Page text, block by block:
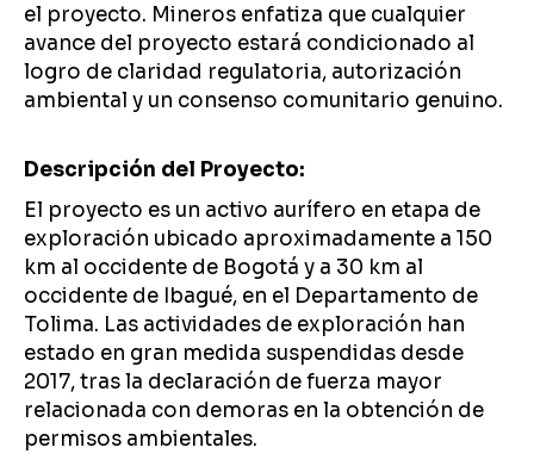
el proyecto. Mineros enfatiza que cualquier
avance del proyecto estará condicionado al
logro de claridad regulatoria, autorización
ambiental y un consenso comunitario genuino.
Descripción del Proyecto:
El proyecto es un activo aurífero en etapa de
exploración ubicado aproximadamente a 150
km al occidente de Bogotá y a 30 km al
occidente de Ibagué, en el Departamento de
Tolima. Las actividades de exploración han
estado en gran medida suspendidas desde
2017, tras la declaración de fuerza mayor
relacionada con demoras en la obtención de
permisos ambientales.